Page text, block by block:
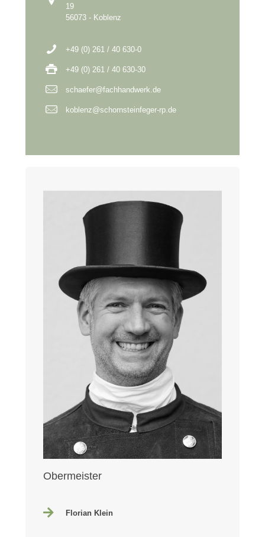
19
56073 - Koblenz
+49 (0) 261 / 40 630-0
+49 (0) 261 / 40 630-30
schaefer@fachhandwerk.de
koblenz@schornsteinfeger-rp.de
Obermeister
Florian Klein